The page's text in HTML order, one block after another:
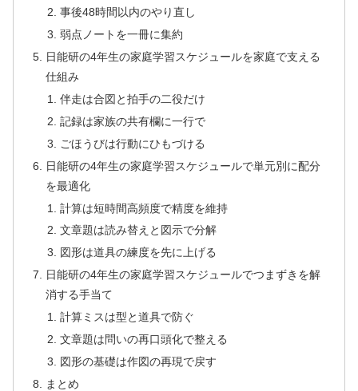
事後48時間以内のやり直し
弱点ノートを一冊に集約
日能研の4年生の家庭学習スケジュールを家庭で支える
仕組み
伴走は合図と拍手の二役だけ
記録は家族の共有欄に一行で
ごほうびは行動にひもづける
日能研の4年生の家庭学習スケジュールで単元別に配分
を最適化
計算は短時間高頻度で精度を維持
文章題は読み替えと図示で分解
図形は道具の練度を先に上げる
日能研の4年生の家庭学習スケジュールでつまずきを解
消する手当て
計算ミスは型と道具で防ぐ
文章題は問いの再口頭化で整える
図形の基礎は作図の再現で戻す
まとめ